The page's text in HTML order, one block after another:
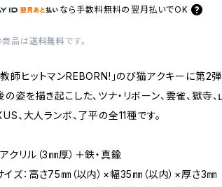
なら 手数料無料の 翌月払いでOK
商品は送料無料です。
教師ヒットマンREBORN!」のび猫アクキーに第2
姿を描き起こした、ツナ・リボーン、雲雀、獄寺、
、大人ランボ、了平の全11種です。
クリル（3㎜厚）＋鉄・真鍮
ズ：高さ75㎜（以内）×幅35㎜（以内）×厚さ3㎜